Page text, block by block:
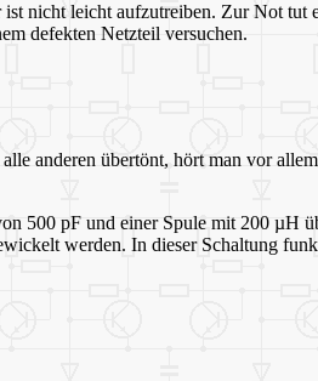
nicht leicht aufzutreiben. Zur Not tut
defekten Netzteil versuchen.
anderen übertönt, hört man vor
500 pF und einer Spule mit 200 µH
werden. In dieser Schaltung